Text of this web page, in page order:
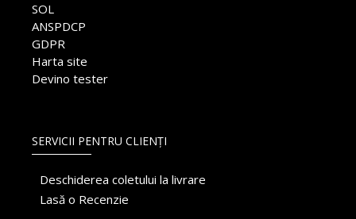
SOL
ANSPDCP
GDPR
Harta site
Devino tester
SERVICII PENTRU CLIENȚI
Deschiderea coletului la livrare
Lasă o Recenzie